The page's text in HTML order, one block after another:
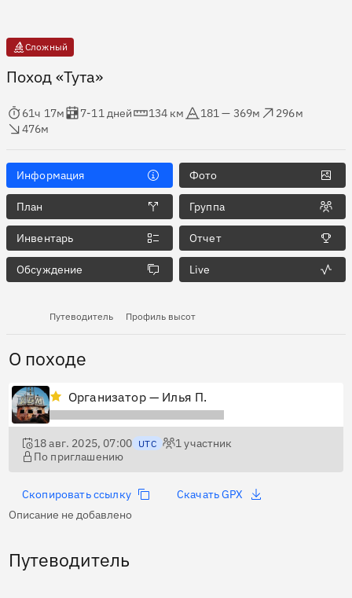
Сложный
Поход «Тута»
в пути
61ч 17м
Оценка в днях
7-11 дней
134 км
181 — 369м
296м
476м
Информация Фото
План Группа
Инвентарь Отчет
Обсуждение Live
Путеводитель Профиль высот
О походе
Организатор — Илья П.
18 авг. 2025, 07:00 UTC 1участник
По приглашению
Скопировать ссылку
Скачать GPX
Описание не добавлено
Путеводитель